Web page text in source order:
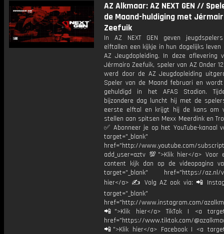
AZ Alkmaar: AZ NEXT GEN //
de Maand-huldiging met
Zeefuik
In AZ NEXT GEN geven
elftallen een kijkje in hun dagelijks leven
AZ Jeugdopleiding. In deze aflevering
Jérmairo Zeefuik, speler van AZ Onder
werd door de AZ Jeugdopleiding
Speler van de Maand februari en
gehuldigd in het AFAS Stadion.
bijzondere dag luncht hij met de
eerste elftal en krijgt hij de kans om
stellen aan spitsen Mexx Meerdink en
✅ Abonneer je op het YouTube-kanaal
target="_blank"
href="http://www.youtube.com/
add_user=aztv 💯">Klik hier</a> Voor
content kijk dan op de videopagina
target="_blank" href="https://az.nl/
hier</a> ✍ Volg AZ ook via: 📲
target="_blank"
href="http://www.instagram.com/
📲">Klik hier</a> TikTok | <a
href="https://www.tiktok.com/
📲">Klik hier</a> Facebook | <a